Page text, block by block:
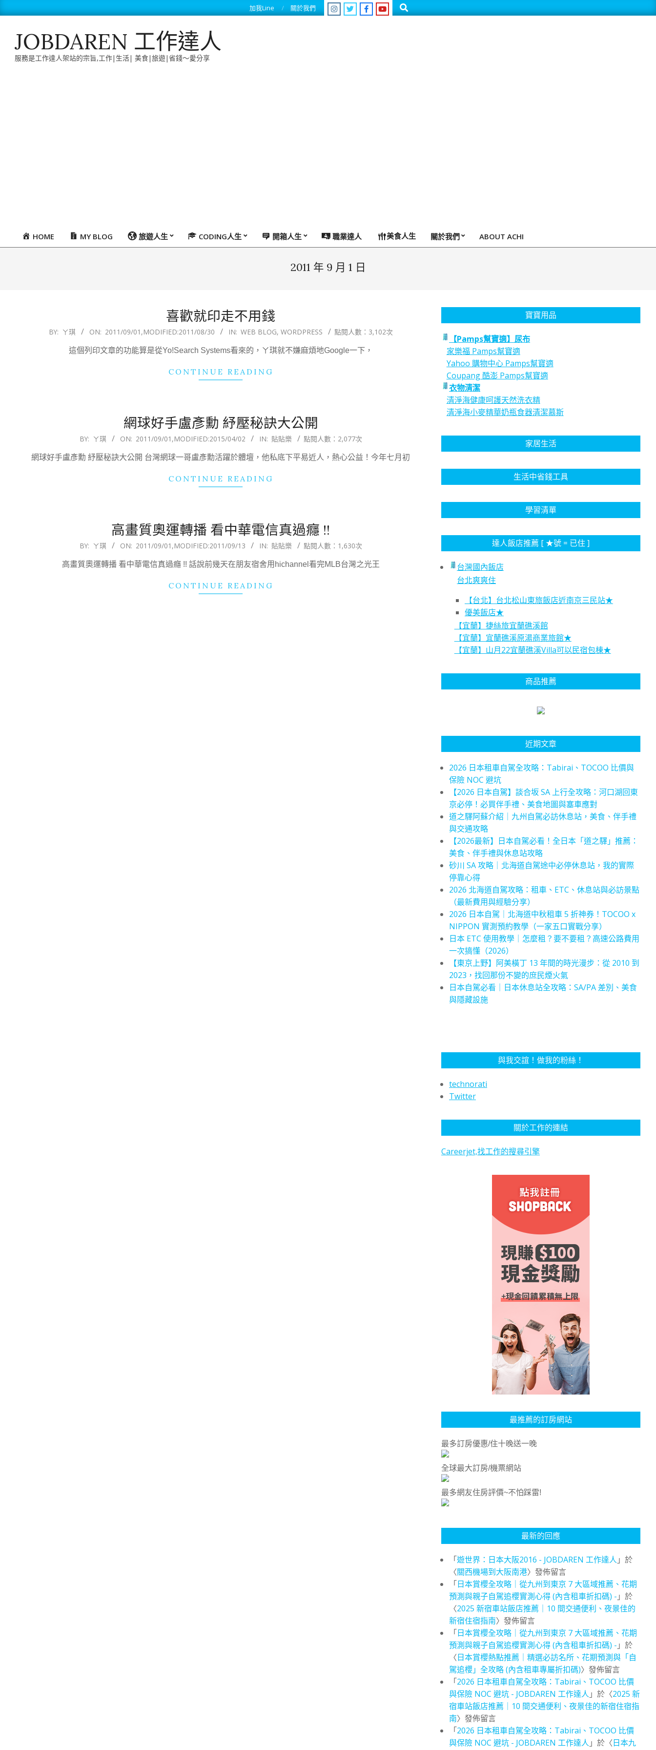
to
加我Line 關於我們 Search
JOBDAREN 工作達人
服務是工作達人架站的宗旨,工作|生活| 美食|旅遊|省錢～愛分享
PrimaryHOME MY BLOG 旅遊人生 CODING人生 開箱人生 職業達人 美食人生 關於我們 ABOUT ACHI
2011 年 9 月 1 日
喜歡就印走不用錢
BY: ㄚ琪 ON: 2011/09/01 ,MODIFIED:2011/08/30 IN: WEB BLOG, WORDPRESS 點閱人數：3,102次
這個列印文章的功能算是從Yo!Search Systems看來的，ㄚ琪就不嫌麻煩地Google一下，
CONTINUE READING
網球好手盧彥勳 紓壓秘訣大公開
BY: ㄚ琪 ON: 2011/09/01 ,MODIFIED:2015/04/02 IN: 貼貼樂 點閱人數：2,077次
網球好手盧彥勳 紓壓秘訣大公開 台灣網球一哥盧彥勳活躍於體壇，他私底下平易近人，熱心公益！今年七月初
CONTINUE READING
高畫質奧運轉播 看中華電信真過癮 !!
BY: ㄚ琪 ON: 2011/09/01 ,MODIFIED:2011/09/13 IN: 貼貼樂 點閱人數：1,630次
高畫質奧運轉播 看中華電信真過癮 !! 話說前幾天在朋友宿舍用hichannel看完MLB台灣之光王
CONTINUE READING
寶寶用品
【Pamps幫寶適】尿布
家樂福 Pamps幫寶適
Yahoo 購物中心 Pamps幫寶適
Coupang 酷澎 Pamps幫寶適
衣物清潔
清淨海健康呵護天然洗衣精
清淨海小麥精華奶瓶食器清潔慕斯
家居生活
生活中省錢工具
學習清單
達人飯店推薦 [ ★號 = 已住 ]
台灣國內飯店
台北爽爽住
【台北】台北松山東旅飯店近南京三民站★
優美飯店★
【宜蘭】捷絲旅宜蘭礁溪館
【宜蘭】宜蘭礁溪原湯商業旅館★
【宜蘭】山月22宜蘭礁溪Villa可以民宿包棟★
商品推薦
近期文章
2026 日本租車自駕全攻略：Tabirai、TOCOO 比價與
保險 NOC 避坑
【2026 日本自駕】談合坂 SA 上行全攻略：河口湖回東
京必停！必買伴手禮、美食地圖與塞車應對
道之驛阿蘇介紹｜九州自駕必訪休息站，美食、伴手禮
與交通攻略
【2026最新】日本自駕必看！全日本「道之驛」推薦：
美食、伴手禮與休息站攻略
砂川 SA 攻略｜北海道自駕途中必停休息站，我的實際
停靠心得
2026 北海道自駕攻略：租車、ETC、休息站與必訪景點
（最新費用與經驗分享）
2026 日本自駕｜北海道中秋租車 5 折神券！TOCOO x
NIPPON 實測預約教學（一家五口實戰分享）
日本 ETC 使用教學｜怎麼租？要不要租？高速公路費用
一次搞懂（2026）
【東京上野】阿美橫丁 13 年間的時光漫步：從 2010 到
2023，找回那份不變的庶民煙火氣
日本自駕必看｜日本休息站全攻略：SA/PA 差別、美食
與隱藏設施
與我交誼！做我的粉絲！
technorati
Twitter
關於工作的連結
Careerjet,找工作的搜尋引擎
最推薦的訂房網站
最多訂房優惠/住十晚送一晚
全球最大訂房/機票網站
最多網友住房評價~不怕踩雷!
最新的回應
「遊世界：日本大阪2016 - JOBDAREN 工作達人 」於
〈關西機場到大阪南港〉發佈留言
「日本賞櫻全攻略｜從九州到東京 7 大區域推薦、花期
預測與親子自駕追櫻實測心得 (內含租車折扣碼) - 」於
〈2025 新宿車站飯店推薦｜10 間交通便利、夜景佳的
新宿住宿指南〉發佈留言
「日本賞櫻全攻略｜從九州到東京 7 大區域推薦、花期
預測與親子自駕追櫻實測心得 (內含租車折扣碼) - 」於
〈日本賞櫻熱點推薦｜精選必訪名所、花期預測與「自
駕追櫻」全攻略 (內含租車專屬折扣碼)〉發佈留言
「2026 日本租車自駕全攻略：Tabirai、TOCOO 比價
與保險 NOC 避坑 - JOBDAREN 工作達人 」於〈2025 新
宿車站飯店推薦｜10 間交通便利、夜景佳的新宿住宿指
南〉發佈留言
「2026 日本租車自駕全攻略：Tabirai、TOCOO 比價
與保險 NOC 避坑 - JOBDAREN 工作達人 」於〈日本九